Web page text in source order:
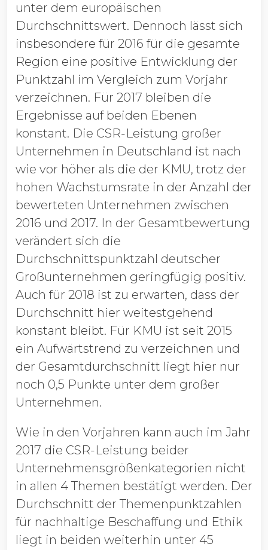
unter dem europäischen
Durchschnittswert. Dennoch lässt sich
insbesondere für 2016 für die gesamte
Region eine positive Entwicklung der
Punktzahl im Vergleich zum Vorjahr
verzeichnen. Für 2017 bleiben die
Ergebnisse auf beiden Ebenen
konstant. Die CSR-Leistung großer
Unternehmen in Deutschland ist nach
wie vor höher als die der KMU, trotz der
hohen Wachstumsrate in der Anzahl der
bewerteten Unternehmen zwischen
2016 und 2017. In der Gesamtbewertung
verändert sich die
Durchschnittspunktzahl deutscher
Großunternehmen geringfügig positiv.
Auch für 2018 ist zu erwarten, dass der
Durchschnitt hier weitestgehend
konstant bleibt. Für KMU ist seit 2015
ein Aufwärtstrend zu verzeichnen und
der Gesamtdurchschnitt liegt hier nur
noch 0,5 Punkte unter dem großer
Unternehmen.
Wie in den Vorjahren kann auch im Jahr
2017 die CSR-Leistung beider
Unternehmensgrößenkategorien nicht
in allen 4 Themen bestätigt werden. Der
Durchschnitt der Themenpunktzahlen
für nachhaltige Beschaffung und Ethik
liegt in beiden weiterhin unter 45